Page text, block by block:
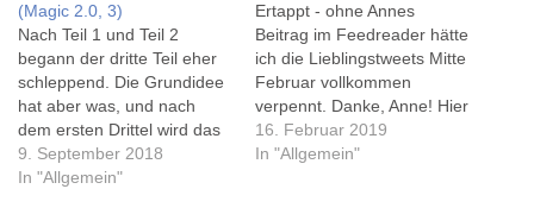
(Magic 2.0, 3)
Nach Teil 1 und Teil 2
begann der dritte Teil eher
schleppend. Die Grundidee
hat aber was, und nach
dem ersten Drittel wird das
Ganze auch spannender.
Die Figuren bekommen
9. September 2018
In "Allgemein"
Ertappt - ohne Annes
Beitrag im Feedreader hätte
ich die Lieblingstweets Mitte
Februar vollkommen
verpennt. Danke, Anne! Hier
sind sie nun. Doof ist es
dann natürlich, wenn man
16. Februar 2019
In "Allgemein"